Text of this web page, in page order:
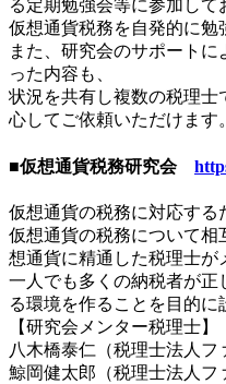
る定期勉強会等に参加して
仮想通貨税務を自発的に勉
また、研究会のサポート
った内容も、
状況を共有し複数の税理
心してご依頼いただけます。
■仮想通貨税務研究会
仮想通貨の税務に対応する
仮想通貨の税務について相
想通貨に精通した税理士が
一人でも多くの納税者が正
る環境を作ることを目的に
【研究会メンター税理士】
八木橋泰仁（税理士法人フ
鯨岡健太郎（税理士法人フ